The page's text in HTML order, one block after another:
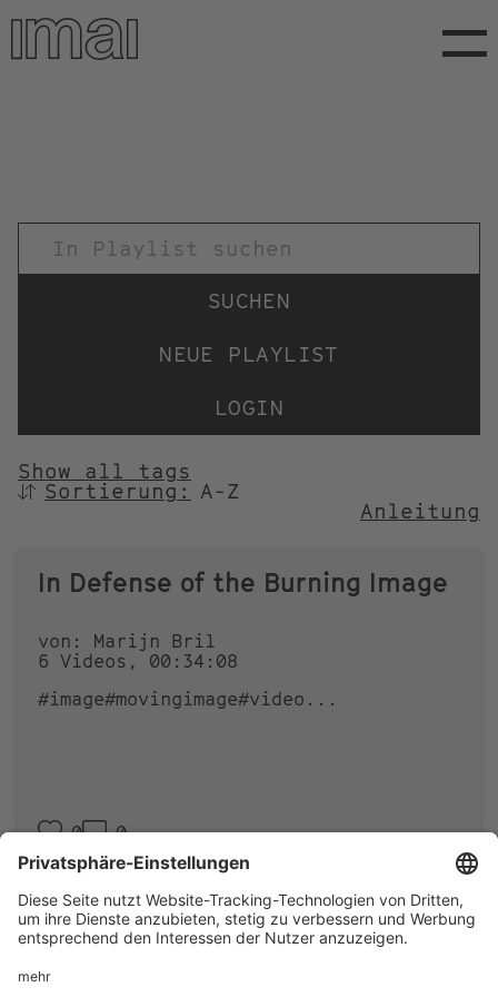
Direkt
zum
Inhalt
NEUE PLAYLIST
LOGIN
Show all tags
SORTIEREN
Sortierung:
Anleitung
In Defense of the Burning Image
von: Marijn Bril
6 Videos, 00:34:08
#image#movingimage#video ...
0 0
Footer
menu
IMPRESSUM PRIVACY
IMAI PLAY NUTZUNGSBEDINGUNGEN